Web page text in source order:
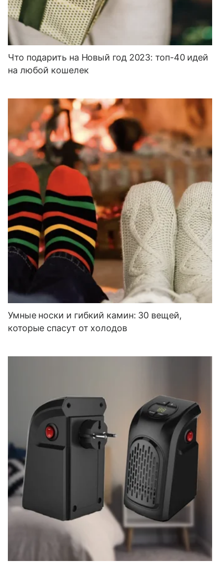
Что подарить на Новый год 2023: топ-40 идей
на любой кошелек
Умные носки и гибкий камин: 30 вещей,
которые спасут от холодов